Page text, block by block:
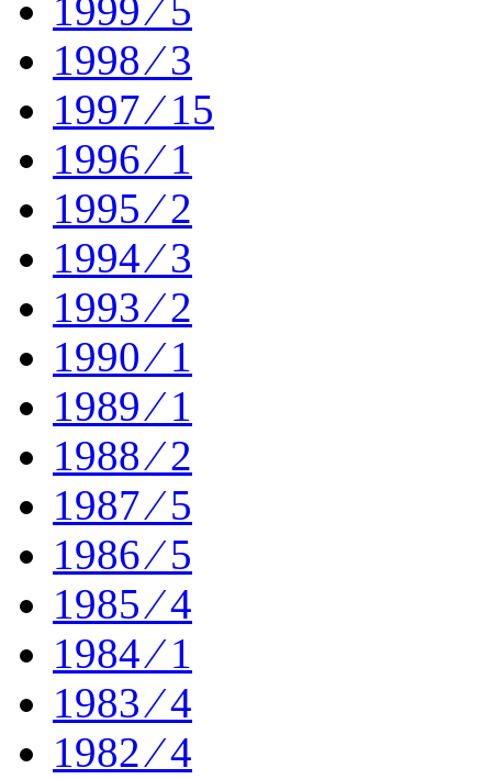
1999 ⁄ 5
1998 ⁄ 3
1997 ⁄ 15
1996 ⁄ 1
1995 ⁄ 2
1994 ⁄ 3
1993 ⁄ 2
1990 ⁄ 1
1989 ⁄ 1
1988 ⁄ 2
1987 ⁄ 5
1986 ⁄ 5
1985 ⁄ 4
1984 ⁄ 1
1983 ⁄ 4
1982 ⁄ 4